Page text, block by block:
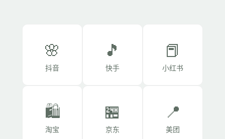
🌸
抖音
🎵
快手
📕
小红书
🛍️
淘宝
🏪
京东
📍
美团